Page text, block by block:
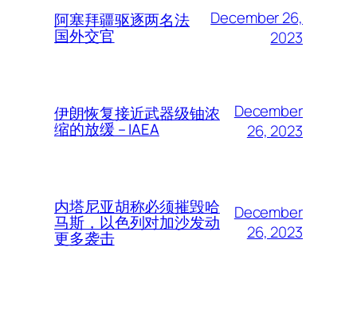
阿塞拜疆驱逐两名法
国外交官
December 26,
2023
伊朗恢复接近武器级铀浓
缩的放缓 – IAEA
December
26, 2023
内塔尼亚胡称必须摧毁哈
马斯，以色列对加沙发动
更多袭击
December
26, 2023